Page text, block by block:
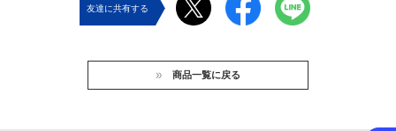
友達に共有する
商品一覧に戻る